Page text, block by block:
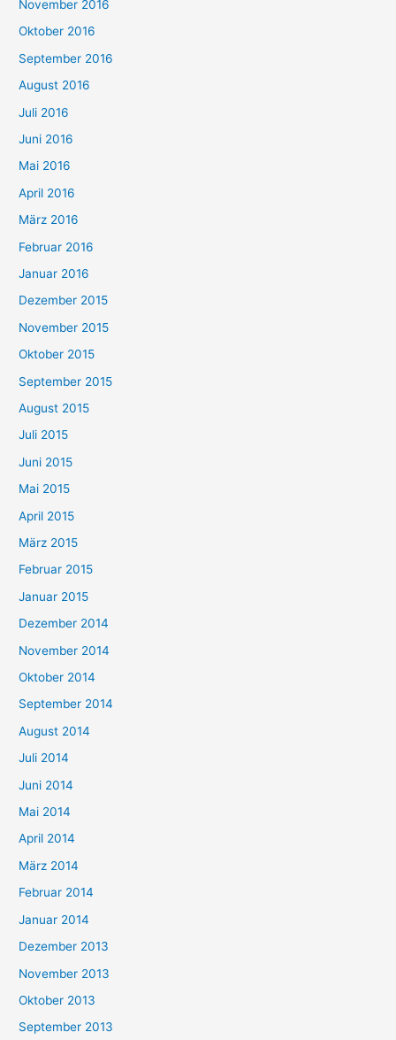
November 2016
Oktober 2016
September 2016
August 2016
Juli 2016
Juni 2016
Mai 2016
April 2016
März 2016
Februar 2016
Januar 2016
Dezember 2015
November 2015
Oktober 2015
September 2015
August 2015
Juli 2015
Juni 2015
Mai 2015
April 2015
März 2015
Februar 2015
Januar 2015
Dezember 2014
November 2014
Oktober 2014
September 2014
August 2014
Juli 2014
Juni 2014
Mai 2014
April 2014
März 2014
Februar 2014
Januar 2014
Dezember 2013
November 2013
Oktober 2013
September 2013